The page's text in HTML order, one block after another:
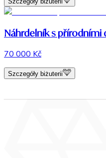
Náhrdelník s přírodními
70 000 Kč
Szczegóły biżuterii